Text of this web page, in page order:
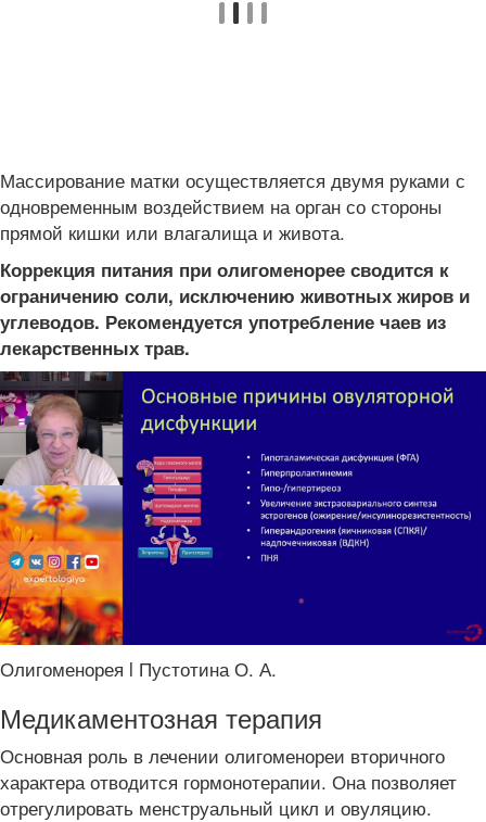
Массирование матки осуществляется двумя руками с
одновременным воздействием на орган со стороны
прямой кишки или влагалища и живота.
Коррекция питания при олигоменорее сводится к
ограничению соли, исключению животных жиров и
углеводов. Рекомендуется употребление чаев из
лекарственных трав.
Олигоменорея l Пустотина О. А.
Медикаментозная терапия
Основная роль в лечении олигоменореи вторичного
характера отводится гормонотерапии. Она позволяет
отрегулировать менструальный цикл и овуляцию.